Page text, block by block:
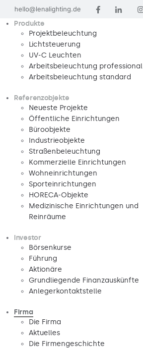
hello@lenalighting.de
Produkte
Projektbeleuchtung
Lichtsteuerung
UV-C Leuchten
Arbeitsbeleuchtung professional
Arbeitsbeleuchtung standard
Referenzobjekte
Neueste Projekte
Öffentliche Einrichtungen
Büroobjekte
Industrieobjekte
Straßenbeleuchtung
Kommerzielle Einrichtungen
Wohneinrichtungen
Sporteinrichtungen
HORECA-Objekte
Medizinische Einrichtungen und
Reinräume
Investor
Börsenkurse
Führung
Aktionäre
Grundliegende Finanzauskünfte
Anlegerkontaktstelle
Firma
Die Firma
Aktuelles
Die Firmengeschichte